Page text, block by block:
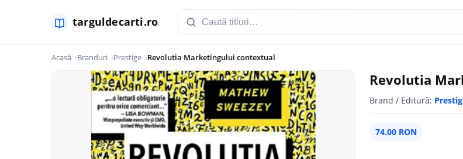
Acasă Branduri Prestige Revolutia Marketingului contextual
Revolutia
Brand / Editură:
74.00 RON